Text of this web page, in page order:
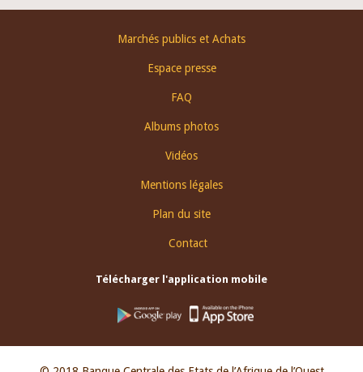
Marchés publics et Achats
Espace presse
FAQ
Albums photos
Vidéos
Mentions légales
Plan du site
Contact
Télécharger l'application mobile